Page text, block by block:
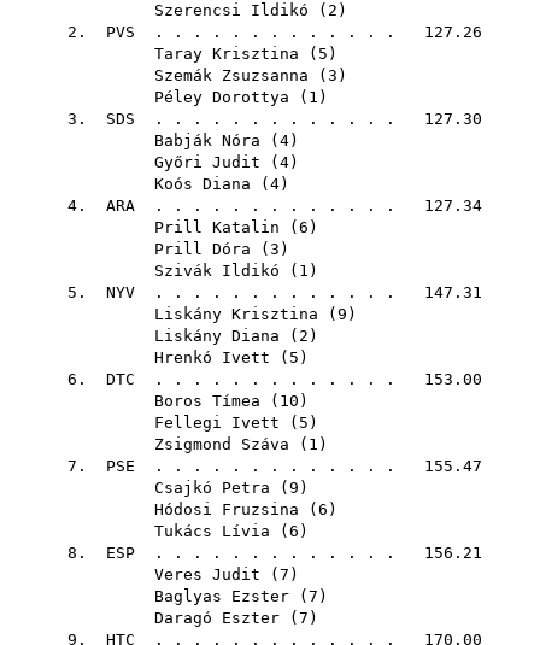
Szerencsi Ildikó ( 2 )
2. PVS . . . . . . . . . . . . . 127.26
Taray Krisztina ( 5 )
Szemák Zsuzsanna ( 3 )
Péley Dorottya ( 1 )
3. SDS . . . . . . . . . . . . . 127.30
Babják Nóra ( 4)
Győri Judit ( 4)
Koós Diana ( 4)
4. ARA . . . . . . . . . . . . . 127.34
Prill Katalin ( 6 )
Prill Dóra ( 3 )
Szivák Ildikó ( 1 )
5. NYV . . . . . . . . . . . . . 147.31
Liskány Krisztina ( 9 )
Liskány Diana ( 2 )
Hrenkó Ivett ( 5 )
6. DTC . . . . . . . . . . . . . 153.00
Boros Tímea ( 10 )
Fellegi Ivett ( 5 )
Zsigmond Száva ( 1 )
7. PSE . . . . . . . . . . . . . 155.47
Csajkó Petra ( 9 )
Hódosi Fruzsina ( 6 )
Tukács Lívia ( 6 )
8. ESP . . . . . . . . . . . . . 156.21
Veres Judit ( 7 )
Baglyas Ezster ( 7 )
Daragó Eszter ( 7 )
9. HTC . . . . . . . . . . . . . 170.00